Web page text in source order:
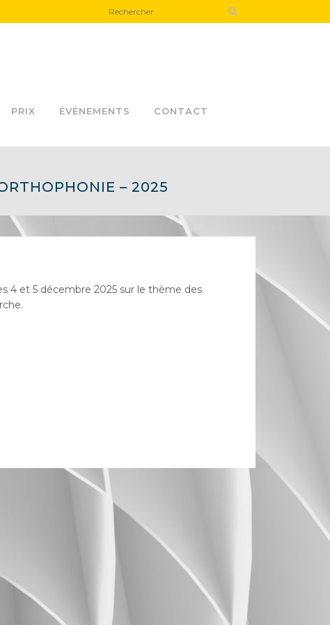
PRIX ÉVÉNEMENTS CONTACT
– 2025
4 et 5 décembre 2025 sur le thème des